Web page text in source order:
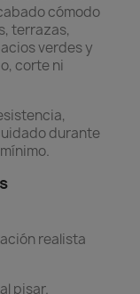
cómodo
terrazas,
verdes y
corte ni
durante
realista
pisar.